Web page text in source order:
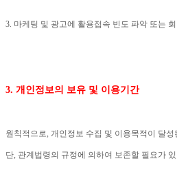
3. 마케팅 및 광고에 활용접속 빈도 파악 또는
3. 개인정보의 보유 및 이용기간
원칙적으로 개인정보 수집 및 이용목적이 달
단 관계법령의 규정에 의하여 보존할 필요가